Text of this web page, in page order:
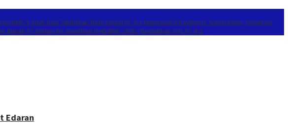
BMC V 2026 Usai Taklukkan Batu Singai FC 2-1 Mengenal Strawberry Generation, Generasi
Bupati FC Melaju ke Semifinal U-45 BMC 2026, Tundukkan OTL FC 4-1
Edaran